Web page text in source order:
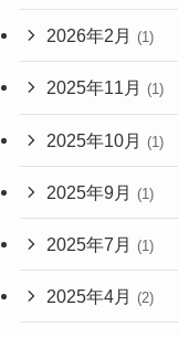
2026年2月 (1)
2025年11月 (1)
2025年10月 (1)
2025年9月 (1)
2025年7月 (1)
2025年4月 (2)